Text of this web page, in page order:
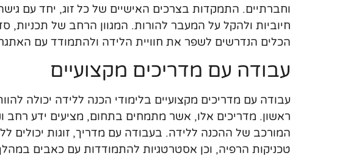
וחברתיים. התמקדות בצרכים האישיים של כל זוג, יחד עם
חיוביות ולהקל על המעבר להורות. המגוון הרחב של תכניות,
הכלים הנדרשים לשפר את חוויית הלידה ולהתמודד עם
עבודה עם מדריכים מקצועיים
עבודה עם מדריכים מקצועיים בלימודי הכנה ללידה יכולה
ראשון. מדריכים אלו, אשר מתמחים בתחום, מציעים ידע רחב
המורכב של ההכנה ללידה. בעבודה עם מדריך, זוגות יכולים
טכניקות הרפיה, וכן אסטרטגיות להתמודדות עם כאבים